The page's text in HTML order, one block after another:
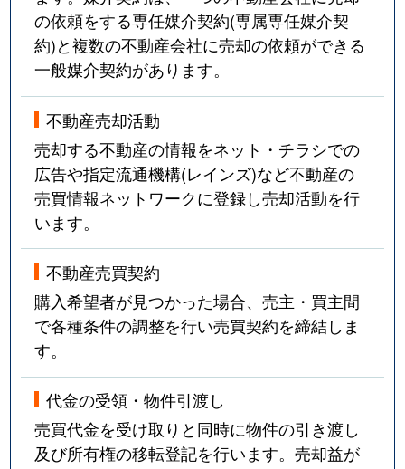
の依頼をする専任媒介契約(専属専任媒介契
約)と複数の不動産会社に売却の依頼ができる
一般媒介契約があります。
不動産売却活動
売却する不動産の情報をネット・チラシでの
広告や指定流通機構(レインズ)など不動産の
売買情報ネットワークに登録し売却活動を行
います。
不動産売買契約
購入希望者が見つかった場合、売主・買主間
で各種条件の調整を行い売買契約を締結しま
す。
代金の受領・物件引渡し
売買代金を受け取りと同時に物件の引き渡し
及び所有権の移転登記を行います。売却益が